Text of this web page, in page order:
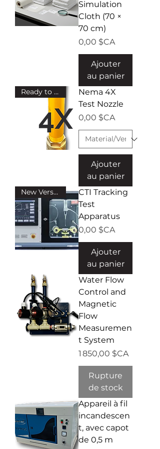
Simulation
Cloth (70 ×
70 cm)
Prix
0,00 $CA
Ajouter
au panier
Ready to ship!
Nema 4X
Test Nozzle
Prix
0,00 $CA
Ajouter
au panier
New Version!
CTI Tracking
Test
Apparatus
Prix
0,00 $CA
Ajouter
au panier
Water Flow
Control and
Magnetic
Flow
Measuremen
t System
Prix
1 850,00 $CA
Rupture
de stock
Appareil à fil
incandescen
t, avec capot
de 0,5 m